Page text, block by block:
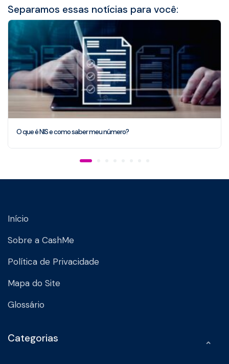
Separamos essas notícias para você:
O que é NIS e como saber meu número?
Início
Sobre a CashMe
Política de Privacidade
Mapa do Site
Glossário
Categorias